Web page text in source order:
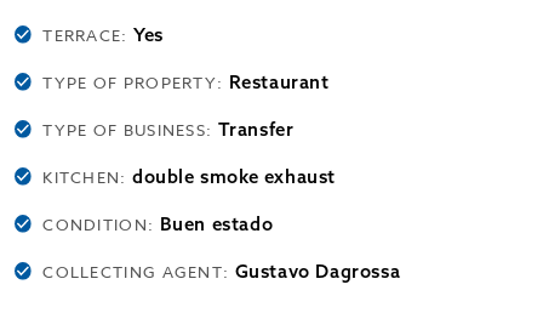
TERRACE: Yes
TYPE OF PROPERTY: Restaurant
TYPE OF BUSINESS: Transfer
KITCHEN: double smoke exhaust
CONDITION: Buen estado
COLLECTING AGENT: Gustavo Dagrossa